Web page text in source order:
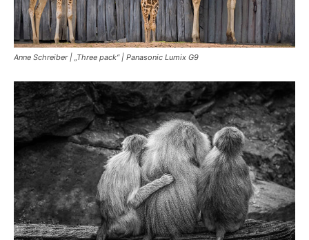
Anne Schreiber | „Three pack“ | Panasonic Lumix G9